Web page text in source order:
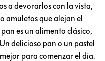
a devorarlos con la vista,
amuletos que alejan el
es un alimento clásico,
delicioso pan o un pastel
para comenzar el día.